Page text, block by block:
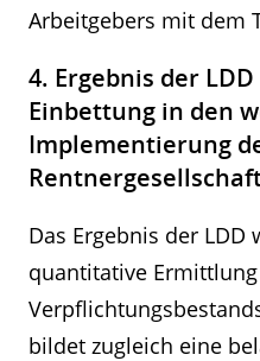
Arbeitgebers mit dem
4. Ergebnis der
Einbettung in den
Implementierung
Das Ergebnis der
quantitative
bildet zugleich eine